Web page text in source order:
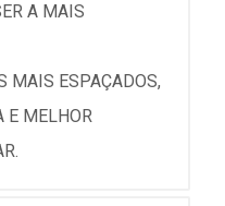
A MAIS
MAIS ESPAÇADOS,
E MELHOR